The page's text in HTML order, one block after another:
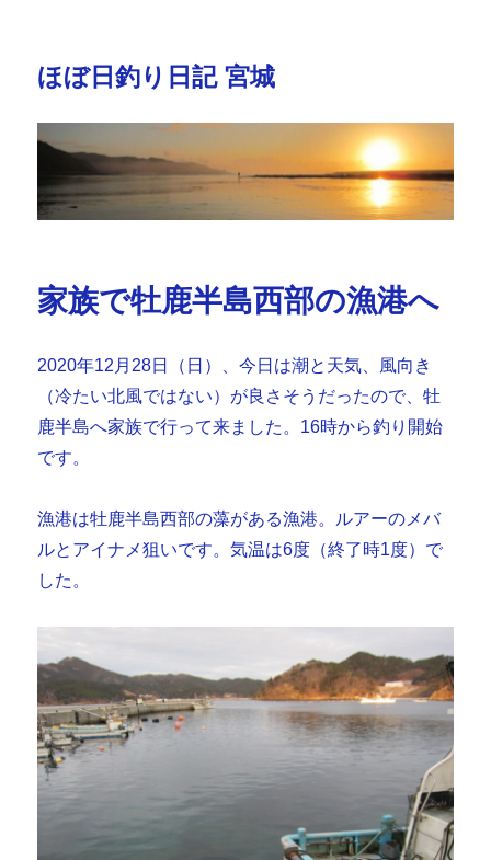
ほぼ日釣り日記 宮城
家族で牡鹿半島西部の漁港へ
2020年12月28日（日）、今日は潮と天気、風向き
（冷たい北風ではない）が良さそうだったので、牡
鹿半島へ家族で行って来ました。16時から釣り開始
です。
漁港は牡鹿半島西部の藻がある漁港。ルアーのメバ
ルとアイナメ狙いです。気温は6度（終了時1度）で
した。